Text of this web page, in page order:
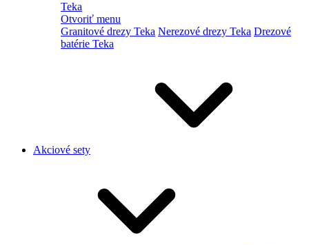
Teka
Otvoriť menu
Granitové drezy Teka Nerezové drezy Teka Drezové
batérie Teka
Akciové sety